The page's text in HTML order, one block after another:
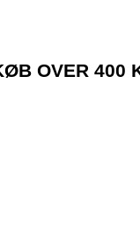
OVER 400